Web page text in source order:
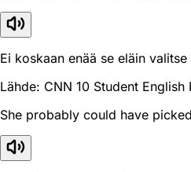
Ei koskaan enää se eläin
Lähde: CNN 10 Student
She probably could have